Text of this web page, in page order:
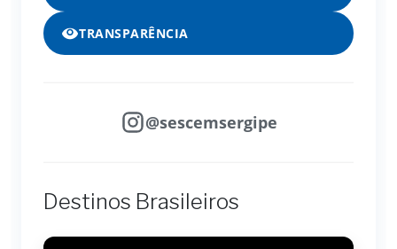
TRANSPARÊNCIA
@sescemsergipe
Destinos Brasileiros